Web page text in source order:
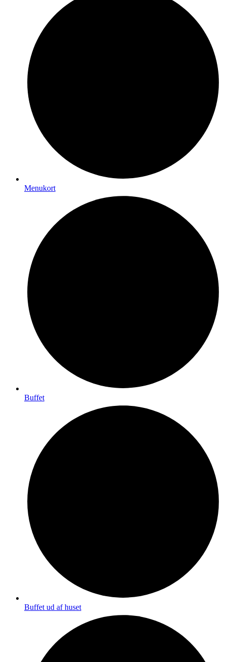
Menukort
Buffet
Buffet ud af huset